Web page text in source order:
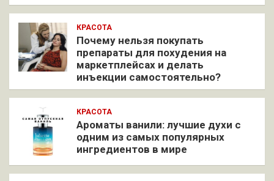
КРАСОТА
Почему нельзя покупать
препараты для похудения на
маркетплейсах и делать
инъекции самостоятельно?
КРАСОТА
Ароматы ванили: лучшие духи с
одним из самых популярных
ингредиентов в мире